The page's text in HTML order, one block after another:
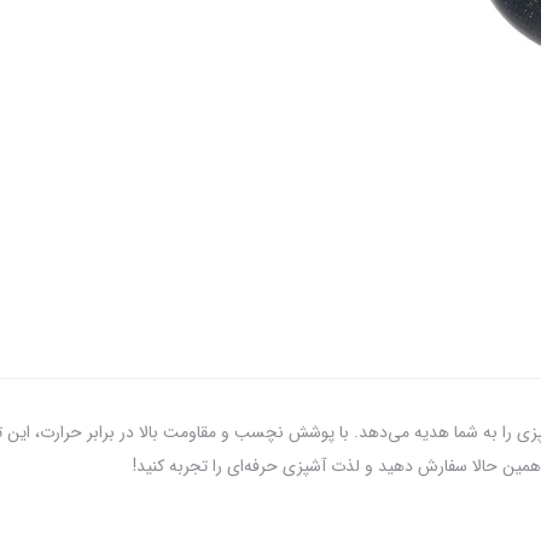
از آشپزی را به شما هدیه می‌دهد. با پوشش نچسب و مقاومت بالا در برابر
حالا سفارش دهید و لذت آشپزی حرفه‌ای را تجربه کنید!